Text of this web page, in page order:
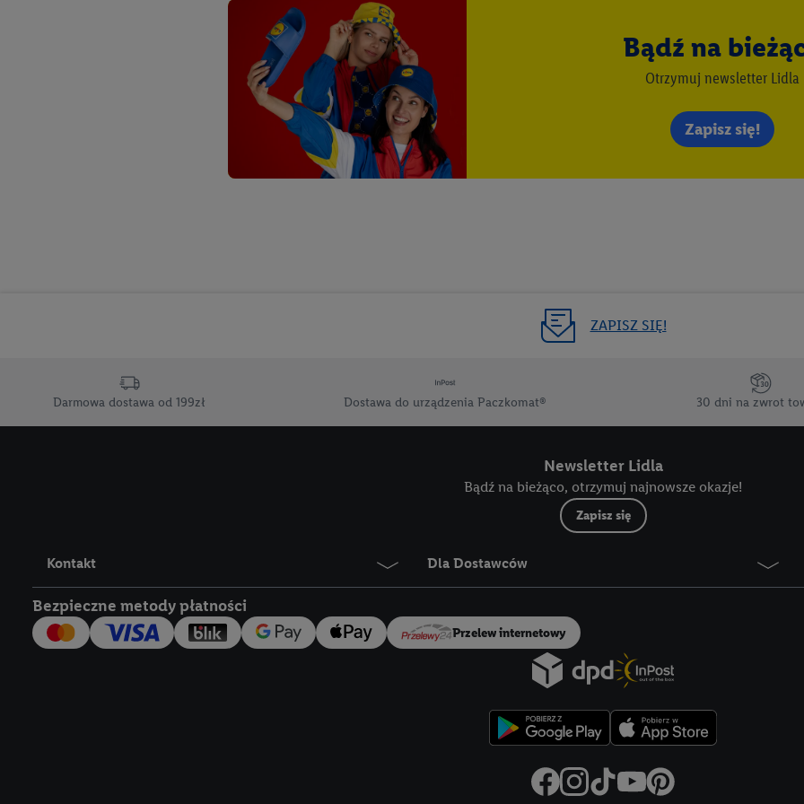
Bądź na
Otrzymuj newsletter Lidla
Zapisz się!
ZAPISZ SIĘ!
Darmowa dostawa od 199zł Dostawa do urządzenia Paczkomat® 30 dni na zwrot
Newsletter Lidla
Bądź na bieżąco, otrzymuj najnowsze okazje!
Zapisz się
Kontakt Dla Dostawców
Bezpieczne metody płatności
Przelew internetowy
Jeśli użytkownik wyrazi zgodę w tym miejscu, a następnie utworzy konto Lidl Plus lub zaloguje się
Lidl Plus, możemy również użyć podanego tam adresu e-mail jako współadministratorzy - wspólnie
wymienionych partnerów w celu utworzenia specjalnego identyfikatora internetowego (tzw. EUID),
następnie wykorzystać w podobny sposób jak poniżej opisany identyfikator Utiq SA/NV ("Utiq"),
użytkownika w usługach świadczonych przez podmioty trzecie i wyświetlać mu spersonalizowane
my i jeden z innych partnerów wymienionych powyżej będziemy również jako
mail użytkownika w postaci zahashowanej.
obsługiwanych przez podmioty trzecie, abyśmy mogli wyświetlać mu tam spersonalizowane
korzystanie z technologii Utiq można wycofać w dowolnym momencie za pośrednictwem portalu
cyfrowego" w opcjach rozwijanych poniżej (wyłącznie w odniesieniu usług Lidl). Więcej informacji
polityce prywatności Utiq.
"Zgadzam się", użytkownik wyraża zgodę na przetwarzanie danych we wszystkich wyżej
współpracę ze wszystkimi wymienionymi partnerami. Dalsze informacje, w tym okresy
do cofnięcia zgody w dowolnym momencie ze skutkiem na przyszłość, można znaleźć w naszej
. W sekcji "Dostosuj" możesz wyrazić zgodę
wykorzystania danych oraz dla partnerów ; dotyczy to również celów i funkcji wymienionych
Zapewnienie bezpieczeństwa, zapobieganie i wykrywanie oszustw oraz rozwiązywanie problemów,
wyświetlanie reklam i treści, synchronizacja i łączenie danych z różnych źródeł, łączenie różnych
urządzeń na podstawie automatycznie przesyłanych informacji, mierzenie sukcesu kampanii
pośrednictwem TTD oraz wykorzystanie opartej na telekomunikacji technologii Utiq do
wykorzystywanie dokładnych danych lokalizacyjnych, analiza grup docelowych na podstawie
danych z różnych źródeł, opracowywanie i ulepszanie ofert, pomiar skuteczności reklam,
personalizacji reklam, przechowywanie lub dostęp do informacji na urządzeniu końcowym.